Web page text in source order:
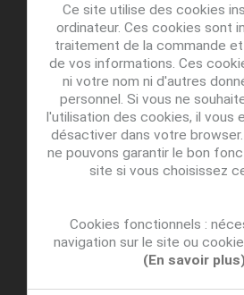
Ce site utilise des cookies
ordinateur. Ces cookies sont
traitement de la commande
de vos informations. Ces
ni votre nom ni d'autres
personnel. Si vous ne
l'utilisation des cookies, il vous
désactiver dans votre
ne pouvons garantir le bon
site si vous choisissez
Cookies fonctionnels :
navigation sur le site ou
(En savoir plus)